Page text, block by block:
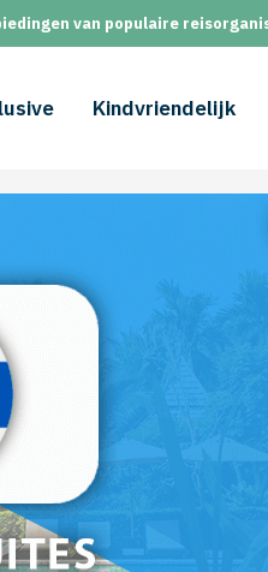
van populaire
Kindvriendelijk